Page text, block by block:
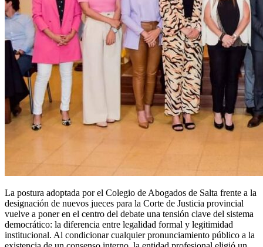
La postura adoptada por el Colegio de Abogados de Salta frente a la
designación de nuevos jueces para la Corte de Justicia provincial
vuelve a poner en el centro del debate una tensión clave del sistema
democrático: la diferencia entre legalidad formal y legitimidad
institucional. Al condicionar cualquier pronunciamiento público a la